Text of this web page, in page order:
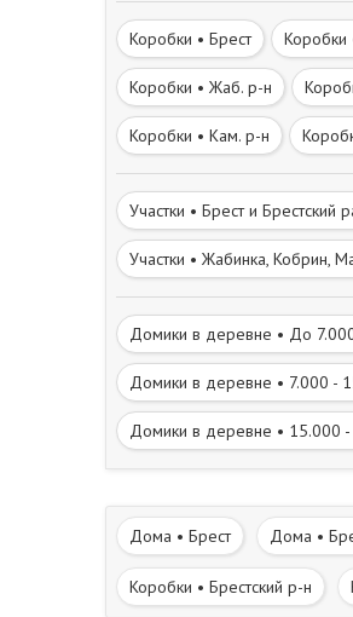
Коробки • Брест Коробки
Коробки • Жаб. р-н
Коробки • Кам. р-н
Участки • Брест и Брестский
Участки • Жабинка, Кобрин,
Домики в деревне • До
Домики в деревне • 7.000 -
Домики в деревне • 15.000
Дома • Брест Дома •
Коробки • Брестский р-н